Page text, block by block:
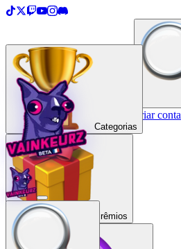
Criar uma TopList Entrar / Criar conta
Categorias
Prêmios